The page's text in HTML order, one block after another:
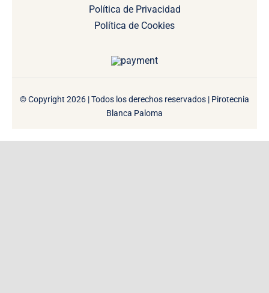
Política de Privacidad
Política de Cookies
© Copyright 2026 | Todos los derechos reservados | Pirotecnia
Blanca Paloma